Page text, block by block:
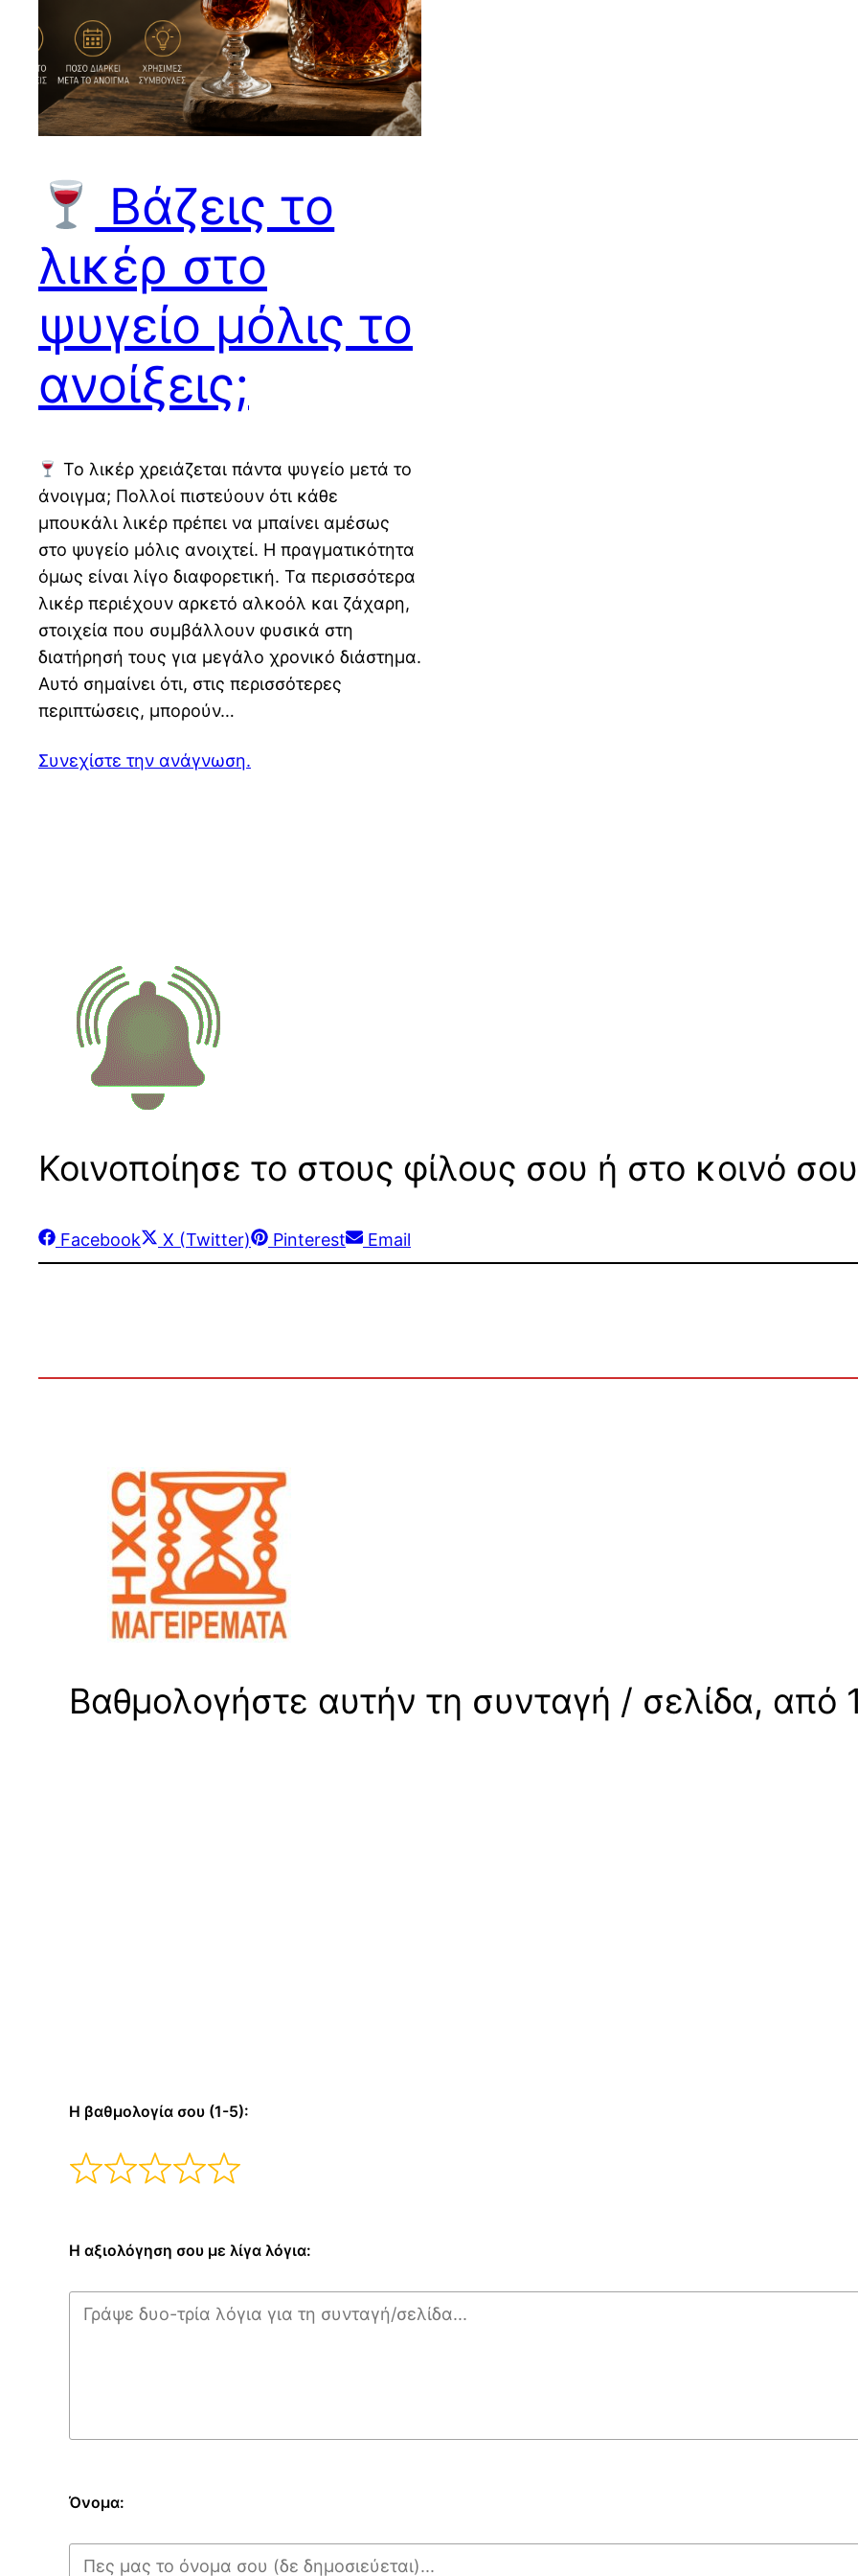
Βάζεις το
λικέρ στο
ψυγείο μόλις το
ανοίξεις;
Το λικέρ χρειάζεται πάντα ψυγείο μετά το
άνοιγμα; Πολλοί πιστεύουν ότι κάθε
μπουκάλι λικέρ πρέπει να μπαίνει αμέσως
στο ψυγείο μόλις ανοιχτεί. Η πραγματικότητα
όμως είναι λίγο διαφορετική. Τα περισσότερα
λικέρ περιέχουν αρκετό αλκοόλ και ζάχαρη,
στοιχεία που συμβάλλουν φυσικά στη
διατήρησή τους για μεγάλο χρονικό διάστημα.
Αυτό σημαίνει ότι, στις περισσότερες
περιπτώσεις, μπορούν…
Συνεχίστε την ανάγνωση.
Κοινοποίησε το στους φίλους σου ή στο κοινό
Share
on
Facebook
Share
on
X (Twitter)
Share
on
Pinterest
Share
on
Email
Βαθμολογήστε αυτήν τη συνταγή / σελίδα, από
Η βαθμολογία σου (1-5):
Η αξιολόγηση σου με λίγα λόγια:
Όνομα: